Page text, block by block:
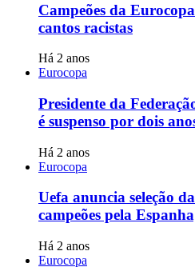
Campeões da
cantos racistas
Há 2 anos
Eurocopa
Presidente da
é suspenso por dois
Há 2 anos
Eurocopa
Uefa anuncia seleção
campeões pela
Há 2 anos
Eurocopa